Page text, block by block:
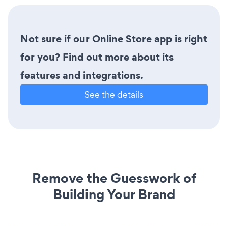
Not sure if our Online Store app is right
for you? Find out more about its
features and integrations.
See the details
Remove the Guesswork of
Building Your Brand